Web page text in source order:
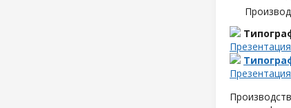
Презентация
Презентация